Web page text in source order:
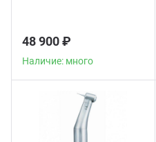
48 900 ₽
Наличие: много